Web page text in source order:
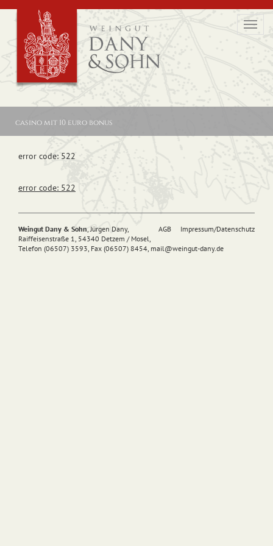
casino mit 10 euro bonus
error code: 522
error code: 522
AGB Impressum/Datenschutz
Weingut Dany & Sohn, Jürgen Dany,
Raiffeisenstraße 1, 54340 Detzem / Mosel,
Telefon (06507) 3593, Fax (06507) 8454, mail@weingut-dany.de